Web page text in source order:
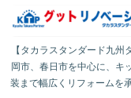
【タカラスタンダード九
岡市、春日市を中心に、キ
装まで幅広くリフォームを